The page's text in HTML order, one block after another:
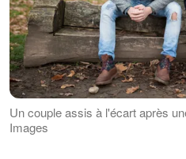
Un couple assis à l'écart après
Images